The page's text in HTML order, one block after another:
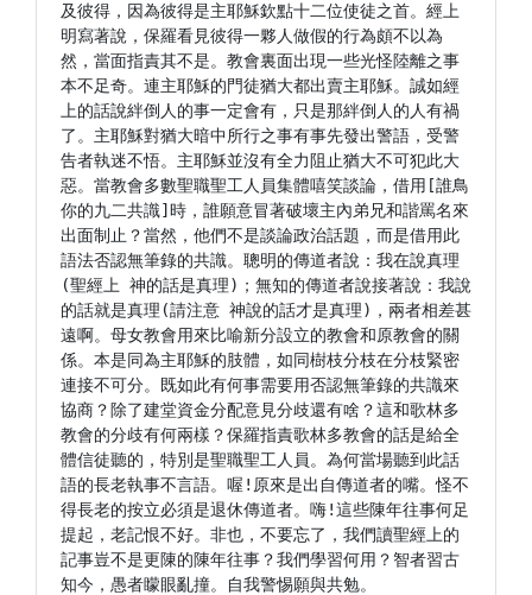
及彼得，因為彼得是主耶穌欽點十二位使徒之首。經上
明寫著說，保羅看見彼得一夥人做假的行為頗不以為
然，當面指責其不是。教會裏面出現一些光怪陸離之事
本不足奇。連主耶穌的門徒猶大都出賣主耶穌。誠如經
上的話說絆倒人的事一定會有，只是那絆倒人的人有禍
了。主耶穌對猶大暗中所行之事有事先發出警語，受警
告者執迷不悟。主耶穌並沒有全力阻止猶大不可犯此大
惡。當教會多數聖職聖工人員集體嘻笑談論，借用[誰鳥
你的九二共識]時，誰願意冒著破壞主內弟兄和諧罵名來
出面制止？當然，他們不是談論政治話題，而是借用此
語法否認無筆錄的共識。聰明的傳道者說：我在說真理
(聖經上 神的話是真理)；無知的傳道者說接著說：我說
的話就是真理(請注意 神說的話才是真理)，兩者相差甚
遠啊。母女教會用來比喻新分設立的教會和原教會的關
係。本是同為主耶穌的肢體，如同樹枝分枝在分枝緊密
連接不可分。既如此有何事需要用否認無筆錄的共識來
協商？除了建堂資金分配意見分歧還有啥？這和歌林多
教會的分歧有何兩樣？保羅指責歌林多教會的話是給全
體信徒聽的，特別是聖職聖工人員。為何當場聽到此話
語的長老執事不言語。喔!原來是出自傳道者的嘴。怪不
得長老的按立必須是退休傳道者。嗨!這些陳年往事何足
提起，老記恨不好。非也，不要忘了，我們讀聖經上的
記事豈不是更陳的陳年往事？我們學習何用？智者習古
知今，愚者矇眼亂撞。自我警惕願與共勉。